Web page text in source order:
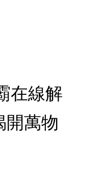
在線解
開萬物